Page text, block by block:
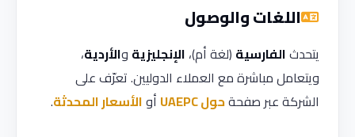
اللغات والوصول
يتحدثالفارسية (لغة أم)، الإنجليزية والأردية،
ويتعامل مباشرة مع العملاء الدوليين. تعرّف على
الشركة عبر صفحةحول UAEPC أوالأسعار المحدثة.